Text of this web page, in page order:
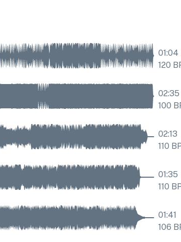
01:04
120
02:35
100
02:13
110
01:35
110
01:41
106